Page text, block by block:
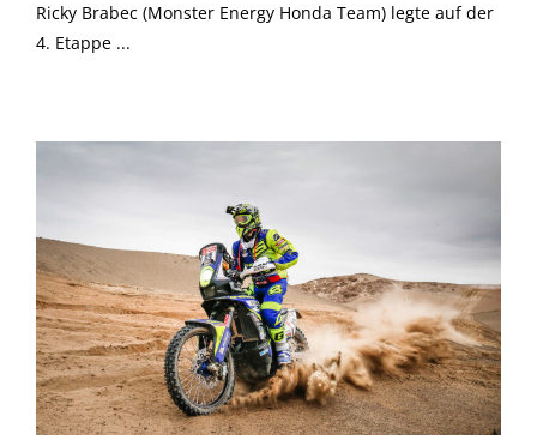
Ricky Brabec (Monster Energy Honda Team) legte auf der
4. Etappe ...